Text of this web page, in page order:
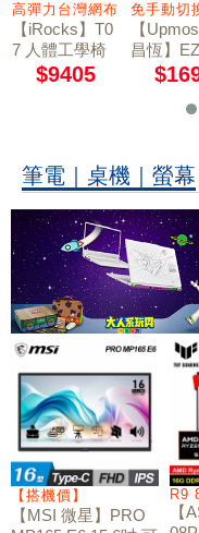
高彈力台灣網布 4D大面積
【iRocks】T0
7 人體工學椅
石墨黑
$9405
免手動切
【
昌恆】
2 萬用型
筆電｜桌機｜螢幕
W11
【搭機價】
【MSI 微星】PRO
R9
【